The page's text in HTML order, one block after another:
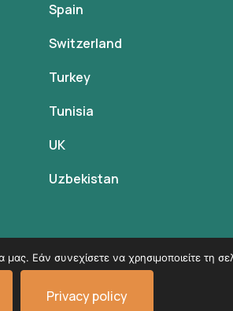
Spain
Switzerland
Turkey
Tunisia
UK
Uzbekistan
VK Travel by Victoria Kokka.
Όροι χρήσης
Εάν συνεχίσετε να χρησιμοποιείτε τη
Privacy policy